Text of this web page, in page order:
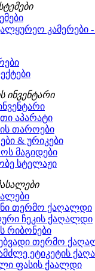
კამერები -
აპარატი
თაროები
& ურიკები
მაგიდები
სტელაჟი
თერმო ქაღალდი
ჩეკის ქაღალდი
რიბონები
თერმო
ეტიკეტის
ფასის ქაალდი